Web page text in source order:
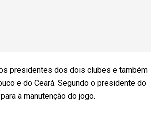
presidentes dos dois clubes e também
e do Ceará. Segundo o presidente do
a manutenção do jogo.